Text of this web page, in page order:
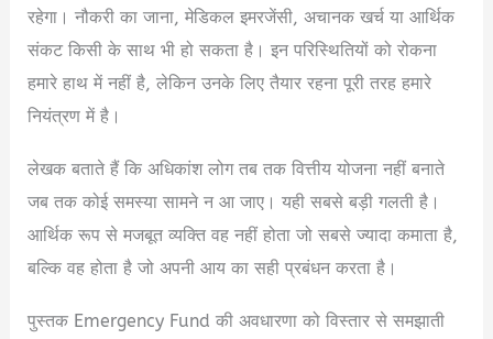
रहेगा। नौकरी का जाना, मेडिकल इमरजेंसी, अचानक खर्च या आर्थिक
संकट किसी के साथ भी हो सकता है। इन परिस्थितियों को रोकना
हमारे हाथ में नहीं है, लेकिन उनके लिए तैयार रहना पूरी तरह हमारे
नियंत्रण में है।
लेखक बताते हैं कि अधिकांश लोग तब तक वित्तीय योजना नहीं बनाते
जब तक कोई समस्या सामने न आ जाए। यही सबसे बड़ी गलती है।
आर्थिक रूप से मजबूत व्यक्ति वह नहीं होता जो सबसे ज्यादा कमाता है,
बल्कि वह होता है जो अपनी आय का सही प्रबंधन करता है।
पुस्तक Emergency Fund की अवधारणा को विस्तार से समझाती